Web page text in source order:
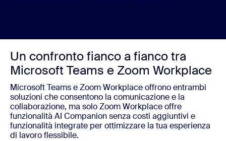
Un confronto fianco a fianco tra
Microsoft Teams e Zoom Workplace
Microsoft Teams e Zoom Workplace offrono entrambi
soluzioni che consentono la comunicazione e la
collaborazione, ma solo Zoom Workplace offre
funzionalità AI Companion senza costi aggiuntivi e
funzionalità integrate per ottimizzare la tua esperienza
di lavoro flessibile.